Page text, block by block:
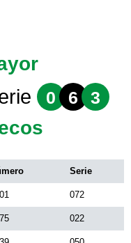
0 6 3
Serie
072
022